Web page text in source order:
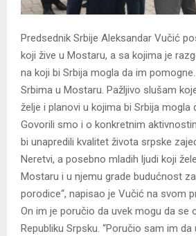
Predsednik Srbije Aleksandar Vučić
koji žive u Mostaru, a sa kojima je
na koji bi Srbija mogla da im
Srbima u Mostaru. Pažljivo slušam
želje i planovi u kojima bi Srbija mogla
Govorili smo i o konkretnim
bi unapredili kvalitet života srpske
Neretvi, a posebno mladih ljudi koji
Mostaru i u njemu grade budućnost
porodice“, napisao je Vučić na svom
On im je poručio da uvek mogu da se
Republiku Srpsku. “Poručio sam im